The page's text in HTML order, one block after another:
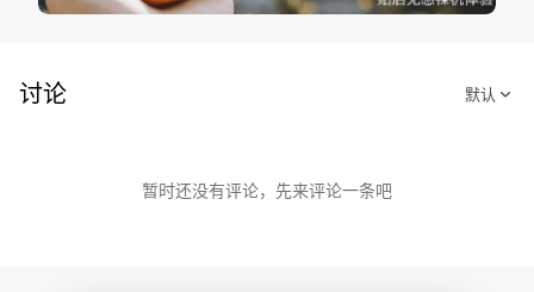
讨论
暂时还没有评论，先来评论一条吧